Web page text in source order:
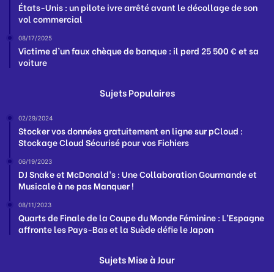
États-Unis : un pilote ivre arrêté avant le décollage de son
vol commercial
08/17/2025
Victime d’un faux chèque de banque : il perd 25 500 € et sa
voiture
Sujets Populaires
02/29/2024
Stocker vos données gratuitement en ligne sur pCloud :
Stockage Cloud Sécurisé pour vos Fichiers
06/19/2023
DJ Snake et McDonald’s : Une Collaboration Gourmande et
Musicale à ne pas Manquer !
08/11/2023
Quarts de Finale de la Coupe du Monde Féminine : L’Espagne
affronte les Pays-Bas et la Suède défie le Japon
Sujets Mise à Jour